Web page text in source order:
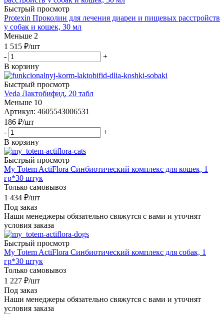
Быстрый просмотр
Protexin Проколин для лечения диареи и пищевых расстройств
у собак и кошек, 30 мл
Меньше 2
1 515 ₽/шт
-
+
В корзину
Быстрый просмотр
Veda Лактобифид, 20 табл
Меньше 10
Артикул: 4605543006531
186 ₽/шт
-
+
В корзину
Быстрый просмотр
My Totem ActiFlora Cинбиотический комплекс для кошек, 1
гр*30 штук
Только самовывоз
1 434 ₽/шт
Под заказ
Наши менеджеры обязательно свяжутся с вами и уточнят
условия заказа
Быстрый просмотр
My Totem ActiFlora Cинбиотический комплекс для собак, 1
гр*30 штук
Только самовывоз
1 227 ₽/шт
Под заказ
Наши менеджеры обязательно свяжутся с вами и уточнят
условия заказа